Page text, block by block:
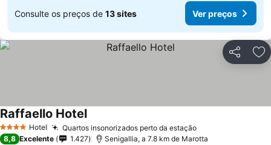
Consulte os preços de 13 sites Ver preços
Partilhar
4 EstrelasHotel Quartos insonorizados perto da estaçãoVer preços
Raffaello HotelVer preços
8,8 Excelente 1.427 Senigallia, a 7.8 km de Marotta